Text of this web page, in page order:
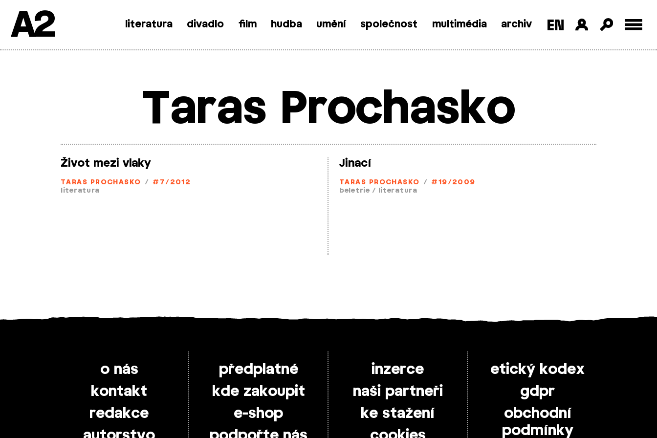
SkipA2 literatura divadlo film hudba umění společnost multimédia archiv
Taras Prochasko
Život mezi vlaky
TARAS PROCHASKO / #7/2012
literatura
Jinací
TARAS PROCHASKO / #19/2009
beletrie / literatura
o nás
kontakt
redakce
předplatné
kde zakoupit
e-shop
inzerce
naši partneři
ke stažení
etický kodex
gdpr
obchodní
podmínky